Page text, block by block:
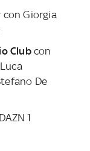
con Giorgia
Clubcon
De
1